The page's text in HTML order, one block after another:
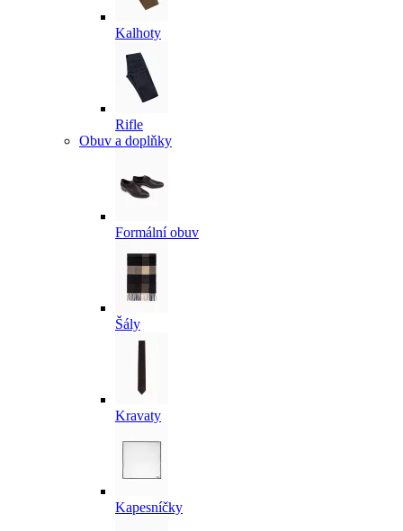
Kalhoty
Rifle
Obuv a doplňky
Formální obuv
Šály
Kravaty
Kapesníčky